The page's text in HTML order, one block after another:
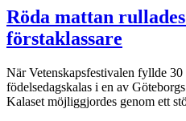
Röda mattan
förstaklassare
När Vetenskapsfestivalen fyllde
födelsedagskalas i en av
Kalaset möjliggjordes genom ett